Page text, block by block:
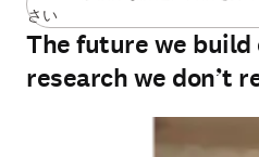
さい(
The future we build
research we don’t